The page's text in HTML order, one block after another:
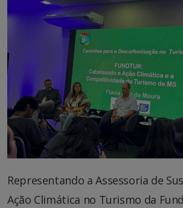
Representando a Assessoria de
Ação Climática no Turismo da